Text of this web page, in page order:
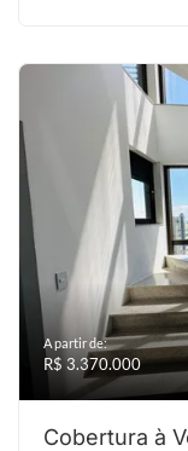
A partir de:
R$ 3.370.000
Cobertura à